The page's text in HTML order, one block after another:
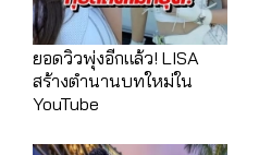
ยอดวิวพุ่งอีกแล้ว! LISA
สร้างตำนานบทใหม่ใน
YouTube